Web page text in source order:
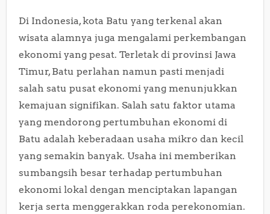
Di Indonesia, kota Batu yang terkenal akan
wisata alamnya juga mengalami perkembangan
ekonomi yang pesat. Terletak di provinsi Jawa
Timur, Batu perlahan namun pasti menjadi
salah satu pusat ekonomi yang menunjukkan
kemajuan signifikan. Salah satu faktor utama
yang mendorong pertumbuhan ekonomi di
Batu adalah keberadaan usaha mikro dan kecil
yang semakin banyak. Usaha ini memberikan
sumbangsih besar terhadap pertumbuhan
ekonomi lokal dengan menciptakan lapangan
kerja serta menggerakkan roda perekonomian.